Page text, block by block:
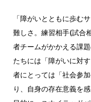
「障がいとともに歩む
難しさ。練習相手(試合
者チームがかかえる課
たちには「障がいに対
者にとっては「社会参
り、自身の存在意義を